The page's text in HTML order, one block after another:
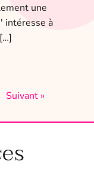
une
intéresse à
Suivant »